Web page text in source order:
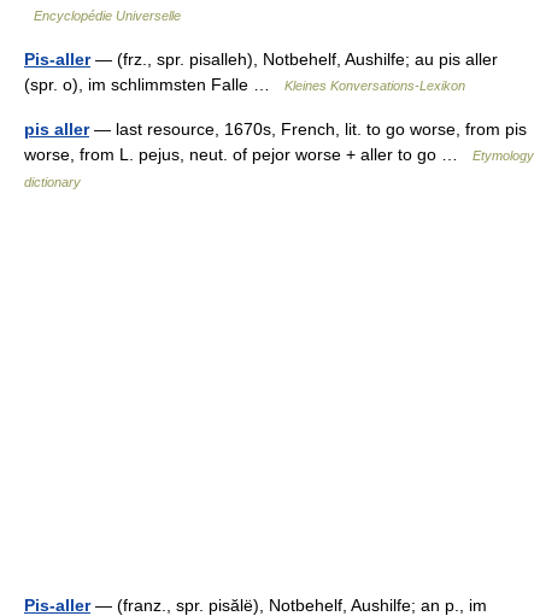
Encyclopédie Universelle
Pis-aller— (frz., spr. pisalleh), Notbehelf, Aushilfe; au pis aller
(spr. o), im schlimmsten Falle …
Kleines Konversations-Lexikon
pis aller— last resource, 1670s, French, lit. to go worse, from pis
worse, from L. pejus, neut. of pejor worse + aller to go …
Etymology
dictionary
Pis-aller— (franz., spr. pisălë), Notbehelf, Aushilfe; an p., im